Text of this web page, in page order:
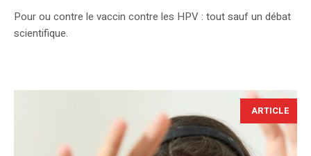
Pour ou contre le vaccin contre les HPV : tout sauf un débat
scientifique.
ARTICLE